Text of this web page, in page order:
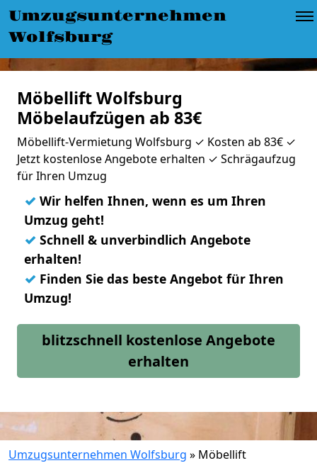
Umzugsunternehmen
Wolfsburg
Möbellift Wolfsburg
Möbelaufzügen ab 83€
Möbellift-Vermietung Wolfsburg ✓ Kosten ab 83€ ✓
Jetzt kostenlose Angebote erhalten ✓ Schrägaufzug
für Ihren Umzug
✓ Wir helfen Ihnen, wenn es um Ihren
Umzug geht!
✓ Schnell & unverbindlich Angebote
erhalten!
✓ Finden Sie das beste Angebot für Ihren
Umzug!
blitzschnell kostenlose Angebote
erhalten
Umzugsunternehmen Wolfsburg » Möbellift